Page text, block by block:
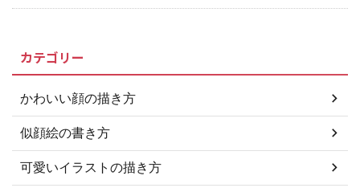
カテゴリー
かわいい顔の描き方
似顔絵の書き方
可愛いイラストの描き方